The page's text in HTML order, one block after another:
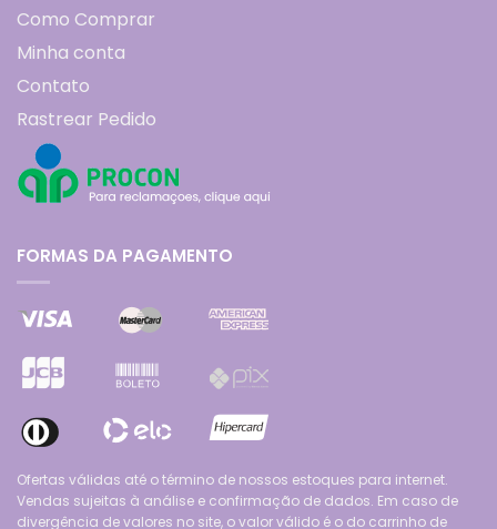
Como Comprar
Minha conta
Contato
Rastrear Pedido
FORMAS DA PAGAMENTO
Ofertas válidas até o término de nossos estoques para internet.
Vendas sujeitas à análise e confirmação de dados. Em caso de
divergência de valores no site, o valor válido é o do carrinho de